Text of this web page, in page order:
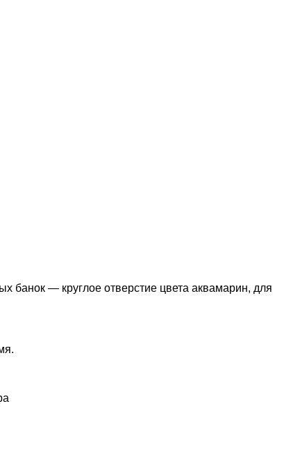
банок — круглое отверстие цвета аквамарин, для